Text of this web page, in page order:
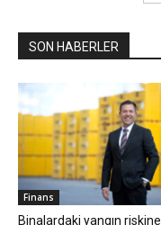
SON HABERLER
Finans
Binalardaki yangın riskine